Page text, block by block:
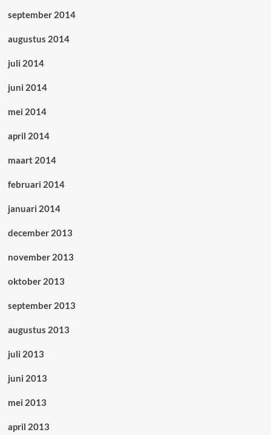
september 2014
augustus 2014
juli 2014
juni 2014
mei 2014
april 2014
maart 2014
februari 2014
januari 2014
december 2013
november 2013
oktober 2013
september 2013
augustus 2013
juli 2013
juni 2013
mei 2013
april 2013